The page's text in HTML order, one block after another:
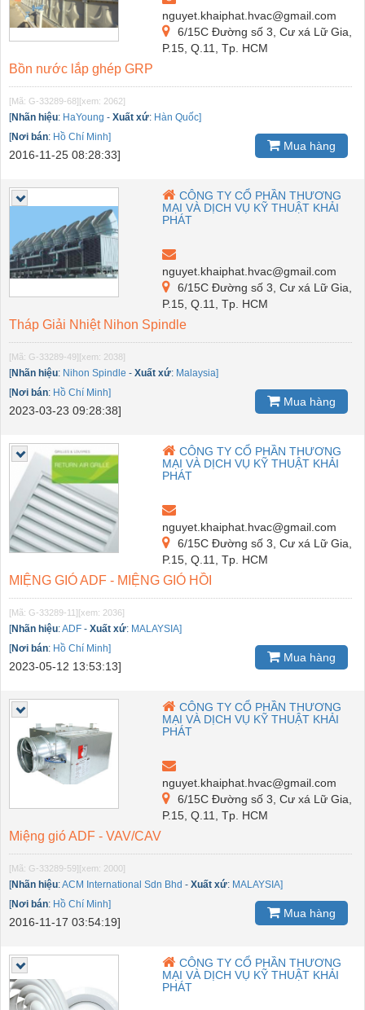
nguyet.khaiphat.hvac@gmail.com
6/15C Đường số 3, Cư xá Lữ Gia,
P.15, Q.11, Tp. HCM
Bồn nước lắp ghép GRP
[Mã: G-33289-68][xem: 2062]
[Nhãn hiệu: HaYoung - Xuất xứ: Hàn Quốc]
[Nơi bán: Hồ Chí Minh]
2016-11-25 08:28:33]
Mua hàng
CÔNG TY CỔ PHẦN THƯƠNG
MẠI VÀ DỊCH VỤ KỸ THUẬT KHẢI
PHÁT
nguyet.khaiphat.hvac@gmail.com
6/15C Đường số 3, Cư xá Lữ Gia,
P.15, Q.11, Tp. HCM
Tháp Giải Nhiệt Nihon Spindle
[Mã: G-33289-49][xem: 2038]
[Nhãn hiệu: Nihon Spindle - Xuất xứ: Malaysia]
[Nơi bán: Hồ Chí Minh]
2023-03-23 09:28:38]
Mua hàng
CÔNG TY CỔ PHẦN THƯƠNG
MẠI VÀ DỊCH VỤ KỸ THUẬT KHẢI
PHÁT
nguyet.khaiphat.hvac@gmail.com
6/15C Đường số 3, Cư xá Lữ Gia,
P.15, Q.11, Tp. HCM
MIỆNG GIÓ ADF - MIỆNG GIÓ HỒI
[Mã: G-33289-11][xem: 2036]
[Nhãn hiệu:ADF - Xuất xứ: MALAYSIA]
[Nơi bán: Hồ Chí Minh]
2023-05-12 13:53:13]
Mua hàng
CÔNG TY CỔ PHẦN THƯƠNG
MẠI VÀ DỊCH VỤ KỸ THUẬT KHẢI
PHÁT
nguyet.khaiphat.hvac@gmail.com
6/15C Đường số 3, Cư xá Lữ Gia,
P.15, Q.11, Tp. HCM
Miệng gió ADF - VAV/CAV
[Mã: G-33289-59][xem: 2000]
[Nhãn hiệu:ACM International Sdn Bhd - Xuất xứ: MALAYSIA]
[Nơi bán: Hồ Chí Minh]
2016-11-17 03:54:19]
Mua hàng
CÔNG TY CỔ PHẦN THƯƠNG
MẠI VÀ DỊCH VỤ KỸ THUẬT KHẢI
PHÁT